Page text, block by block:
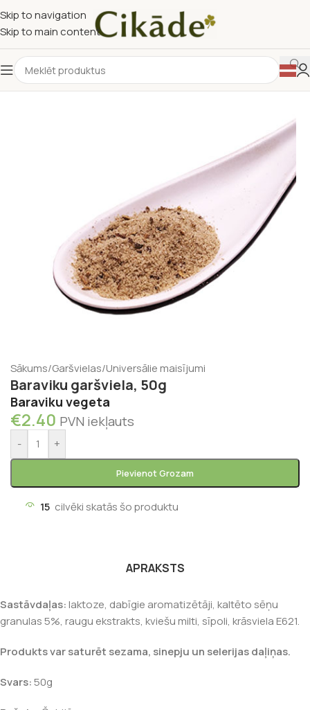
Skip to navigation
Skip to main content
Sākums/Garšvielas/Universālie maisījumi
Baraviku garšviela, 50g
Baraviku vegeta
€2.40 PVN iekļauts
- +
Pievienot Grozam
15 cilvēki skatās šo produktu
APRAKSTS
Sastāvdaļas:laktoze, dabīgie aromatizētāji, kaltēto sēņu
granulas 5%, raugu ekstrakts, kviešu milti, sīpoli, krāsviela E621.
Produkts var saturēt sezama, sinepju un selerijas daļiņas.
Svars:50g